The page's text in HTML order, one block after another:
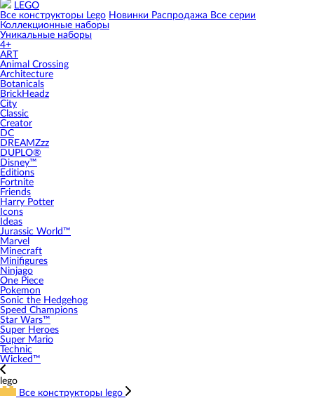
LEGO
Все конструкторы Lego Новинки Распродажа Все серии
Коллекционные наборы
Уникальные наборы
4+
ART
Animal Crossing
Architecture
Botanicals
BrickHeadz
City
Classic
Creator
DC
DREAMZzz
DUPLO®
Disney™
Editions
Fortnite
Friends
Harry Potter
Icons
Ideas
Jurassic World™
Marvel
Minecraft
Minifigures
Ninjago
One Piece
Pokemon
Sonic the Hedgehog
Speed Champions
Star Wars™
Super Heroes
Super Mario
Technic
Wicked™
lego
Все конструкторы lego